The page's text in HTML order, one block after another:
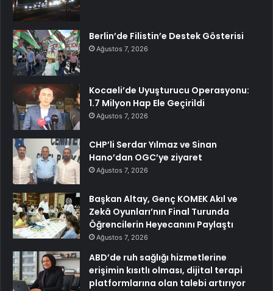
Berlin’de Filistin’e Destek Gösterisi
Ağustos 7, 2026
Kocaeli’de Uyuşturucu Operasyonu:
1.7 Milyon Hap Ele Geçirildi
Ağustos 7, 2026
CHP’li Serdar Yılmaz ve Sinan
Hano’dan OGC’ye ziyaret
Ağustos 7, 2026
Başkan Altay, Genç KOMEK Akıl ve
Zekâ Oyunları’nın Final Turunda
Öğrencilerin Heyecanını Paylaştı
Ağustos 7, 2026
ABD’de ruh sağlığı hizmetlerine
erişimin kısıtlı olması, dijital terapi
platformlarına olan talebi artırıyor